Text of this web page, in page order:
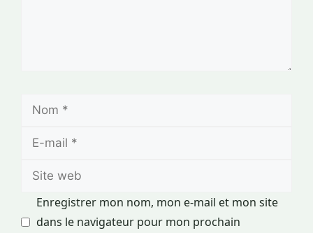
Nom
Site
Enregistrer mon nom, mon e-mail et mon site
dans le navigateur pour mon prochain